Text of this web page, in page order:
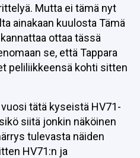
Mutta ei tämä nyt
ainakaan kuulosta Tämä
ottaa tässä
se, että Tappara
peliliikkeensä kohti sitten
tätä kyseistä HV71-
siitä jonkin näköinen
tulevasta näiden
HV71:n ja